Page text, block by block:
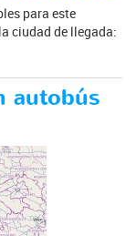
para este
ciudad de llegada:
autobús